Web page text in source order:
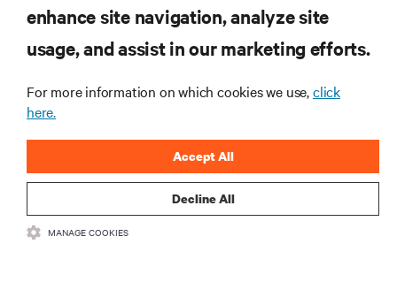
WSPARCIE
O NAS
DOŁĄCZ DO NAS
enhance site navigation, analyze site
usage, and assist in our marketing efforts.
For more information on which cookies we use,click
here.
Decline All
Accept All
MANAGE COOKIES